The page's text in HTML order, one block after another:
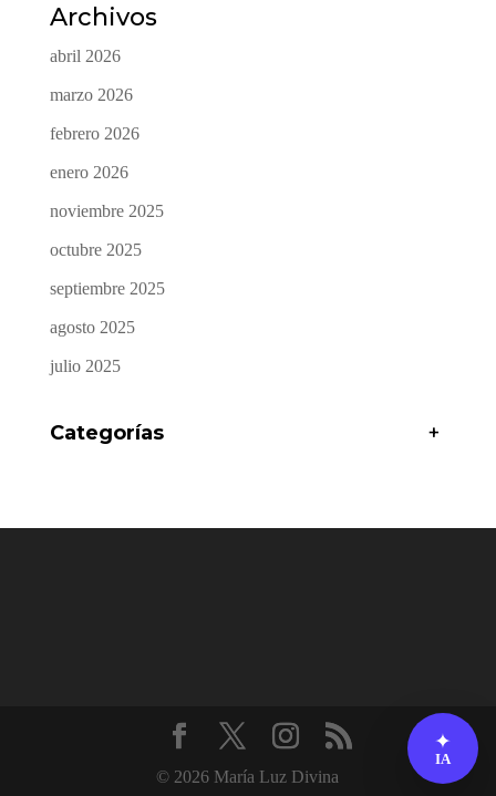
Archivos
abril 2026
marzo 2026
febrero 2026
enero 2026
noviembre 2025
octubre 2025
septiembre 2025
agosto 2025
julio 2025
Categorías +
© 2026 María Luz Divina
✦
IA